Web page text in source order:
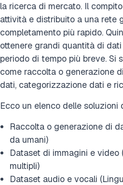
la ricerca di mercato. Il
attività e distribuito a una rete
completamento più rapido.
ottenere grandi quantità di
periodo di tempo più breve. Si
come raccolta o generazione
dati, categorizzazione dati e
Ecco un elenco delle soluzioni
Raccolta o generazione di
da umani)
Dataset di immagini e video
multipli)
Dataset audio e vocali